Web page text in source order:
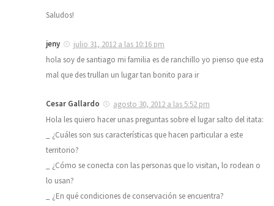
Saludos!
jeny
julio 31, 2012 a las 10:16 pm
hola soy de santiago mi familia es de ranchillo yo pienso que esta
mal que des trullan un lugar tan bonito para ir
Cesar Gallardo
agosto 30, 2012 a las 5:52 pm
Hola les quiero hacer unas preguntas sobre el lugar salto del itata:
_ ¿Cuáles son sus características que hacen particular a este
territorio?
_ ¿Cómo se conecta con las personas que lo visitan, lo rodean o
lo usan?
_ ¿En qué condiciones de conservación se encuentra?